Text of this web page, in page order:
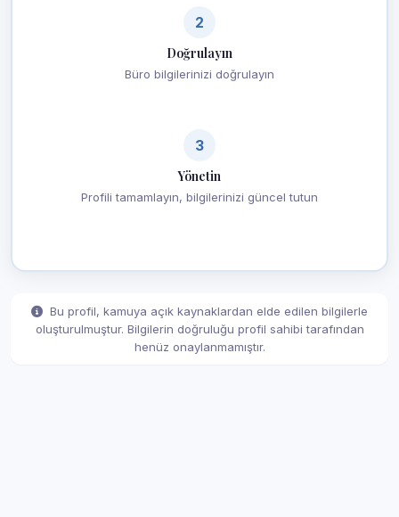
2
Doğrulayın
Büro bilgilerinizi doğrulayın
3
Yönetin
Profili tamamlayın, bilgilerinizi güncel tutun
Bu profil, kamuya açık kaynaklardan elde edilen bilgilerle
oluşturulmuştur. Bilgilerin doğruluğu profil sahibi tarafından
henüz onaylanmamıştır.